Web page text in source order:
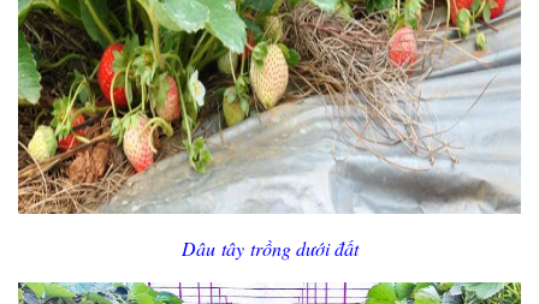
Dâu tây trồng dưới đất